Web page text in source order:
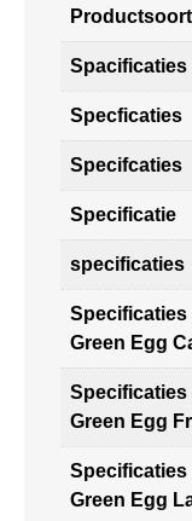
Productsoort
Spacificaties
Specficaties
Specifcaties
Specificatie
specificaties
Specificaties
Green Egg
Specificaties
Green Egg
Specificaties
Green Egg